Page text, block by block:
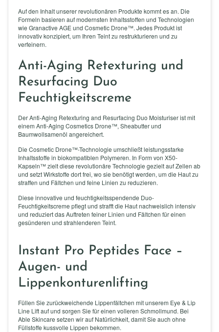
Auf den Inhalt unserer revolutionären Produkte kommt es an. Die
Formeln basieren auf modernsten Inhaltsstoffen und Technologien
wie Granactive AGE und Cosmetic Drone™. Jedes Produkt ist
innovativ konzipiert, um Ihren Teint zu restrukturieren und zu
verfeinern.
Anti-Aging Retexturing und
Resurfacing Duo
Feuchtigkeitscreme
Der Anti-Aging Retexturing and Resurfacing Duo Moisturiser ist mit
einem Anti-Aging Cosmetics Drone™, Sheabutter und
Baumwollsamenöl angereichert.
Die Cosmetic Drone™-Technologie umschließt leistungsstarke
Inhaltsstoffe in biokompatiblen Polymeren. In Form von X50-
Kapseln™ zielt diese revolutionäre Technologie gezielt auf Zellen ab
und setzt Wirkstoffe dort frei, wo sie benötigt werden, um die Haut zu
straffen und Fältchen und feine Linien zu reduzieren.
Diese innovative und feuchtigkeitsspendende Duo-
Feuchtigkeitscreme pflegt und strafft die Haut nachweislich intensiv
und reduziert das Auftreten feiner Linien und Fältchen für einen
gesünderen und strahlenderen Teint.
Instant Pro Peptides Face –
Augen- und
Lippenkonturenlifting
Füllen Sie zurückweichende Lippenfältchen mit unserem Eye & Lip
Line Lift auf und sorgen Sie für einen volleren Schmollmund. Bei
Able Skincare setzen wir auf Natürlichkeit, damit Sie auch ohne
Füllstoffe kussvolle Lippen bekommen.